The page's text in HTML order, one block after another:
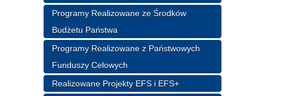
Programy Realizowane ze Środków
Budżetu Państwa
Programy Realizowane z Państwowych
Funduszy Celowych
Realizowane Projekty EFS i EFS+